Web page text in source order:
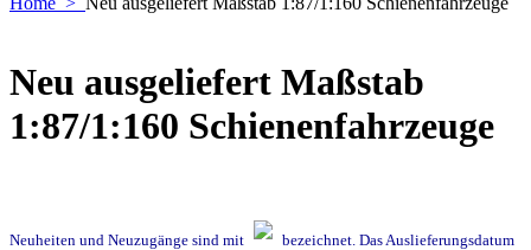
Neu ausgeliefert Maßstab
1:87/1:160 Schienenfahrzeuge
Neuheiten und Neuzugänge sind mit
bezeichnet. Das Auslieferungsdatum